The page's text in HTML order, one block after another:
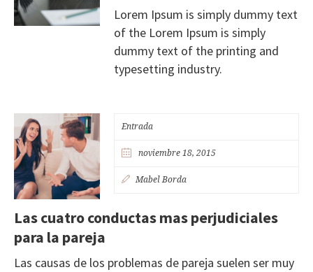
Lorem Ipsum is simply dummy text
of the Lorem Ipsum is simply
dummy text of the printing and
typesetting industry.
Entrada
noviembre 18, 2015
Mabel Borda
Las cuatro conductas mas perjudiciales
para la pareja
Las causas de los problemas de pareja suelen ser muy